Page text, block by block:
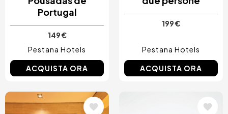
Portugal
149 €
Pestana Hotels
ACQUISTA ORA
199 €
Pestana Hotels
ACQUISTA ORA
Immagine